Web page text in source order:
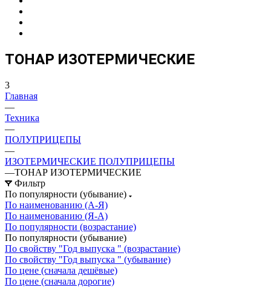
ТОНАР ИЗОТЕРМИЧЕСКИЕ
3
Главная
—
Техника
—
ПОЛУПРИЦЕПЫ
—
ИЗОТЕРМИЧЕСКИЕ ПОЛУПРИЦЕПЫ
—ТОНАР ИЗОТЕРМИЧЕСКИЕ
Фильтр
По популярности (убывание)
По наименованию (А-Я)
По наименованию (Я-А)
По популярности (возрастание)
По популярности (убывание)
По свойству "Год выпуска " (возрастание)
По свойству "Год выпуска " (убывание)
По цене (сначала дешёвые)
По цене (сначала дорогие)